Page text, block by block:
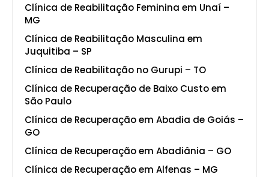
Clínica de Reabilitação Feminina em Unaí –
MG
Clínica de Reabilitação Masculina em
Juquitiba – SP
Clínica de Reabilitação no Gurupi – TO
Clínica de Recuperação de Baixo Custo em
São Paulo
Clínica de Recuperação em Abadia de Goiás –
GO
Clínica de Recuperação em Abadiânia – GO
Clínica de Recuperação em Alfenas – MG